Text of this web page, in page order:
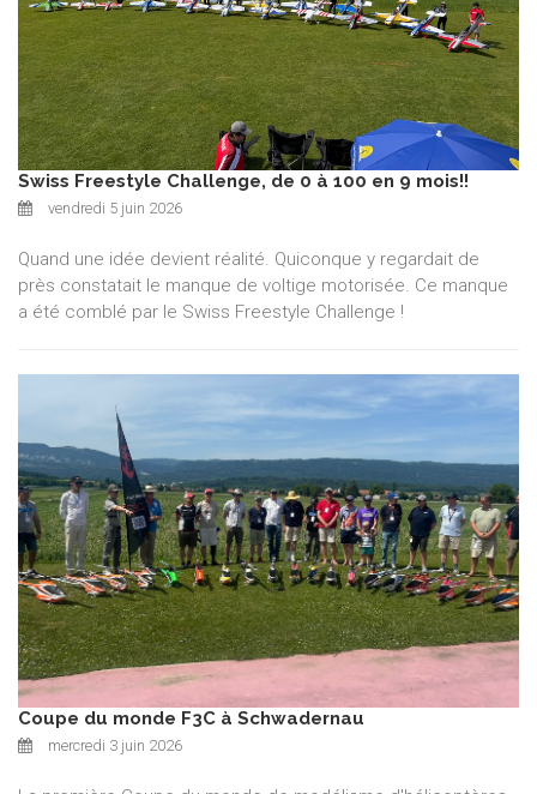
Swiss Freestyle Challenge, de 0 à 100 en 9 mois!!
vendredi 5 juin 2026
Quand une idée devient réalité. Quiconque y regardait de
près constatait le manque de voltige motorisée. Ce manque
a été comblé par le Swiss Freestyle Challenge !
Coupe du monde F3C à Schwadernau
mercredi 3 juin 2026